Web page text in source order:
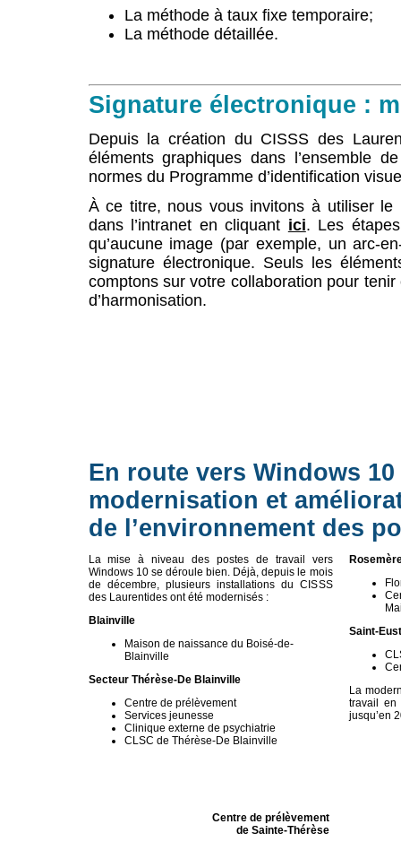
La méthode à taux fixe temporaire;
La méthode détaillée.
Signature électronique :
Depuis la création du CISSS des
éléments graphiques dans l’ensemble
normes du Programme d’identification
À ce titre, nous vous invitons à utiliser le
dans l’intranet en cliquant ici. Les
qu’aucune image (par exemple, un arc-
signature électronique. Seuls les
comptons sur votre collaboration pour
d’harmonisation.
En route vers Windows 10
modernisation et
de l’environnement des
La mise à niveau des postes de travail vers
Windows 10 se déroule bien. Déjà, depuis le mois
de décembre, plusieurs installations du CISSS
des Laurentides ont été modernisés :
Blainville
Maison de naissance du Boisé-de-
Blainville
Secteur Thérèse-De Blainville
Centre de prélèvement
Services jeunesse
Clinique externe de psychiatrie
CLSC de Thérèse-De Blainville
Saint-
La
travail en
jusqu’en
Centre de prélèvement
de Sainte-Thérèse